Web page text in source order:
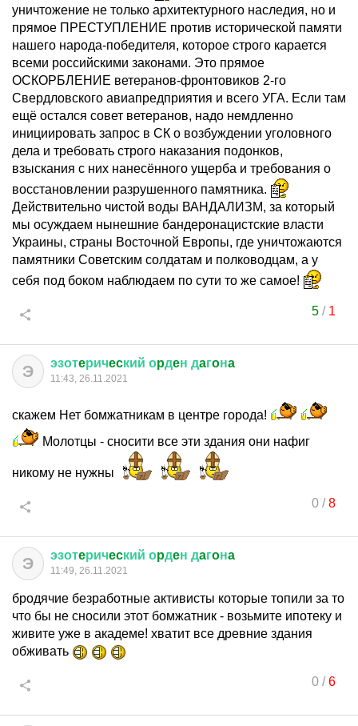
уничтожение не только архитектурного наследия, но и
прямое ПРЕСТУПЛЕНИЕ против исторической памяти
нашего народа-победителя, которое строго карается
всеми российскими законами. Это прямое
ОСКОРБЛЕНИЕ ветеранов-фронтовиков 2-го
Свердловского авиапредприятия и всего УГА. Если там
ещё остался совет ветеранов, надо немдленно
инициировать запрос в СК о возбуждении уголовного
дела и требовать строго наказания подонков,
взыскания с них нанесённого ущерба и требования о
восстановлении разрушенного памятника.
Действительно чистой воды ВАНДАЛИЗМ, за который
мы осуждаем нынешние бандеронацистские власти
Украины, страны Восточной Европы, где уничтожаются
памятники Советским солдатам и полководцам, а у
себя под боком наблюдаем по сути то же самое!
5/ 1
Э эзотeричecкий оpдeн дaгoнa
11:43, 26.11.2021
скажем Нет бомжатникам в центре города!
Молотцы - сносити все эти здания они нафиг
никому не нужны
0/8
Э эзотeричecкий оpдeн дaгoнa
11:49, 26.11.2021
бродячие безработные активисты которые топили за то
что бы не сносили этот бомжатник - возьмите ипотеку и
живите уже в академе! хватит все древние здания
обживать
0/6